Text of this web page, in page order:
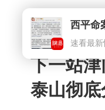
下一站
泰山彻